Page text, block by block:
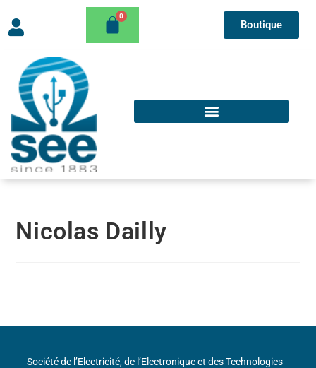
Boutique
Nicolas Dailly
Société de l’Electricité, de l’Electronique et des Technologies